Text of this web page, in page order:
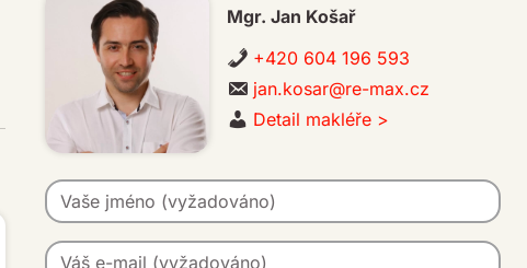
Mgr. Jan Košař
+420 604 196 593
jan.kosar@re-max.cz
Detail makléře >